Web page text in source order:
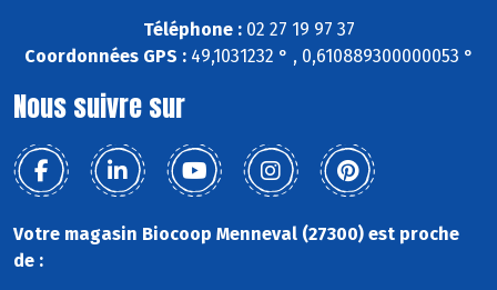
Téléphone :02 27 19 97 37
Coordonnées GPS :49,1031232 ° , 0,610889300000053 °
Nous suivre sur
Votre magasin Biocoop Menneval (27300) est proche
de :